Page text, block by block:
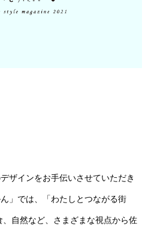
ザインをお手伝いさせていただき
」では、「わたしとつながる街
自然など、さまざまな視点から佐